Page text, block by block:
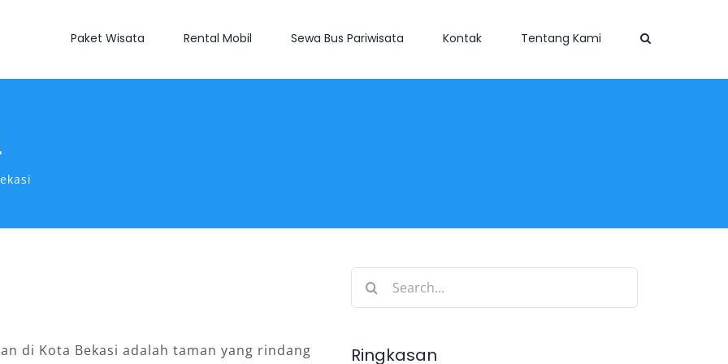
Paket Wisata Rental Mobil Sewa Bus Pariwisata Kontak Tentang Kami
dі Kоtа Bekasi аdаlаh tаmаn уаng rіndаng
Search
Ringkasan